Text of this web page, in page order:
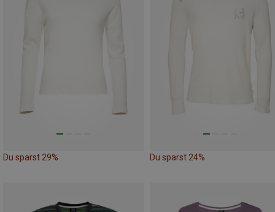
Du sparst 29% Du sparst 24%